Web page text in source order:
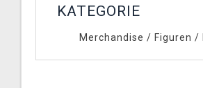
KATEGORIE
Merchandise / Figuren /